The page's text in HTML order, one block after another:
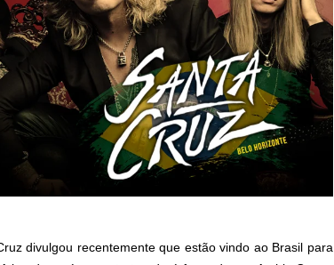
divulgou recentemente que estão vindo ao Brasil para